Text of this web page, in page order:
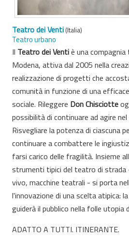
Teatro dei Venti(Italia)
Teatro urbano
Il Teatro dei Ventiè una
Modena, attiva dal 2005 nella
realizzazione di progetti che
comunità in funzione di una
sociale. Rileggere Don Chisciotte
possibilità di continuare ad agire
Risvegliare la potenza di ciascuna
continuare a combattere le
farsi carico delle fragilità. Insieme
strumenti tipici del teatro di strada
vivo, macchine teatrali - si porta
l'innovazione di una scelta atipica:
guiderà il pubblico nella folle utopia
ADATTO A TUTTI. ITINERANTE.